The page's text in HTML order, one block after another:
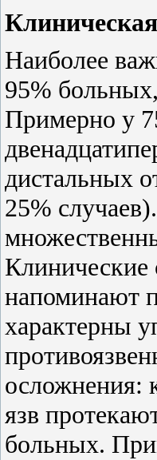
Наиболее
95%
Примерно у
дистальных
25%
напоминают
характерны
осложнения:
язв
больных.